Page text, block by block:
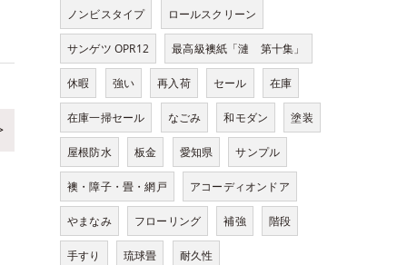
ノンビスタイプ ロールスクリーン
サンゲツ OPR12 最高級襖紙「漣 第十集」
休暇 強い 再入荷 セール 在庫
在庫一掃セール なごみ 和モダン 塗装
屋根防水 板金 愛知県 サンプル
襖・障子・畳・網戸 アコーディオンドア
やまなみ フローリング 補強 階段
手すり 琉球畳 耐久性